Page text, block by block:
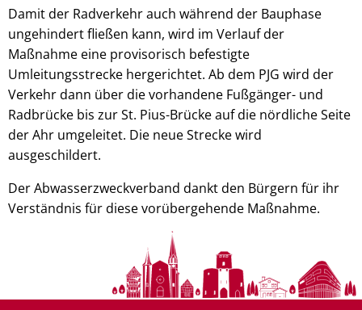
Damit der Radverkehr auch während der Bauphase
ungehindert fließen kann, wird im Verlauf der
Maßnahme eine provisorisch befestigte
Umleitungsstrecke hergerichtet. Ab dem PJG wird der
Verkehr dann über die vorhandene Fußgänger- und
Radbrücke bis zur St. Pius-Brücke auf die nördliche Seite
der Ahr umgeleitet. Die neue Strecke wird
ausgeschildert.
Der Abwasserzweckverband dankt den Bürgern für ihr
Verständnis für diese vorübergehende Maßnahme.